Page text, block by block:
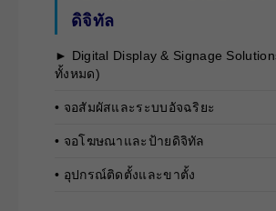
ดิจิทัล
► Digital Display & Signage
ทั้งหมด)
• จอสัมผัสและระบบอัจฉริยะ
• จอโฆษณาและป้ายดิจิทัล
• อุปกรณ์ติดตั้งและขาตั้ง